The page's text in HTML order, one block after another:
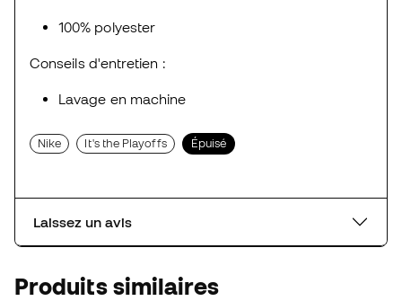
100% polyester
Conseils d'entretien :
Lavage en machine
Nike It's the Playoffs Épuisé
Laissez un avis
Produits similaires